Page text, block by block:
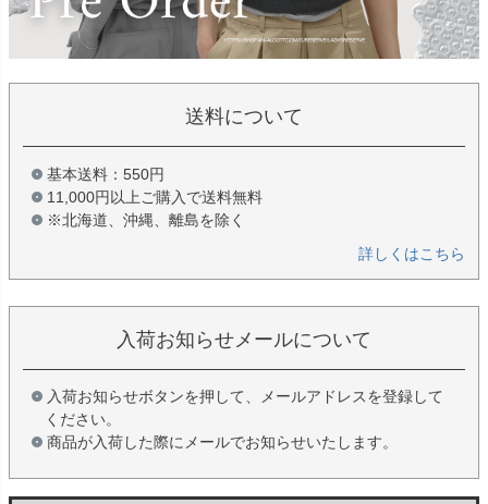
送料について
基本送料：550円
11,000円以上ご購入で送料無料
※北海道、沖縄、離島を除く
詳しくはこちら
入荷お知らせメールについて
入荷お知らせボタンを押して、メールアドレスを登録して
ください。
商品が入荷した際にメールでお知らせいたします。